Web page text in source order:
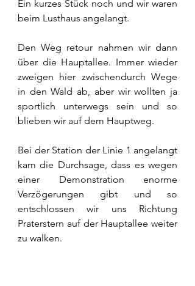
Ein kurzes Stück noch und wir waren
beim Lusthaus angelangt.
Den Weg retour nahmen wir dann
über die Hauptallee. Immer wieder
zweigen hier zwischendurch Wege
in den Wald ab, aber wir wollten ja
sportlich unterwegs sein und so
blieben wir auf dem Hauptweg.
Bei der Station der Linie 1 angelangt
kam die Durchsage, dass es wegen
einer Demonstration enorme
Verzögerungen gibt und so
entschlossen wir uns Richtung
Praterstern auf der Hauptallee weiter
zu walken.